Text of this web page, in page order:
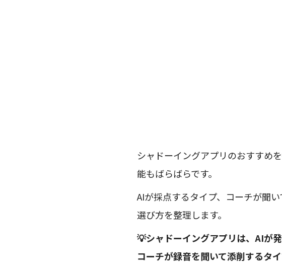
シャドーイングアプリのおすすめ
能もばらばらです。
AIが採点するタイプ、コーチが聞
選び方を整理します。
💡シャドーイングアプリは、AIが
コーチが録音を聞いて添削するタ